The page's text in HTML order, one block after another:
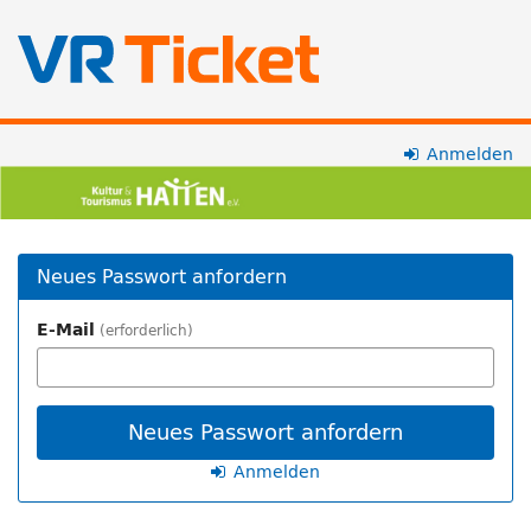
Haupt-
springen
Anmelden
Kultur-
und
Tourismus
Hatten
e.V.
Neues Passwort anfordern
E-Mail erforderlich
Neues Passwort anfordern
Anmelden